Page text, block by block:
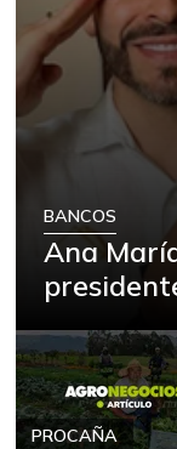
BANCOS
Ana
PROCAÑA